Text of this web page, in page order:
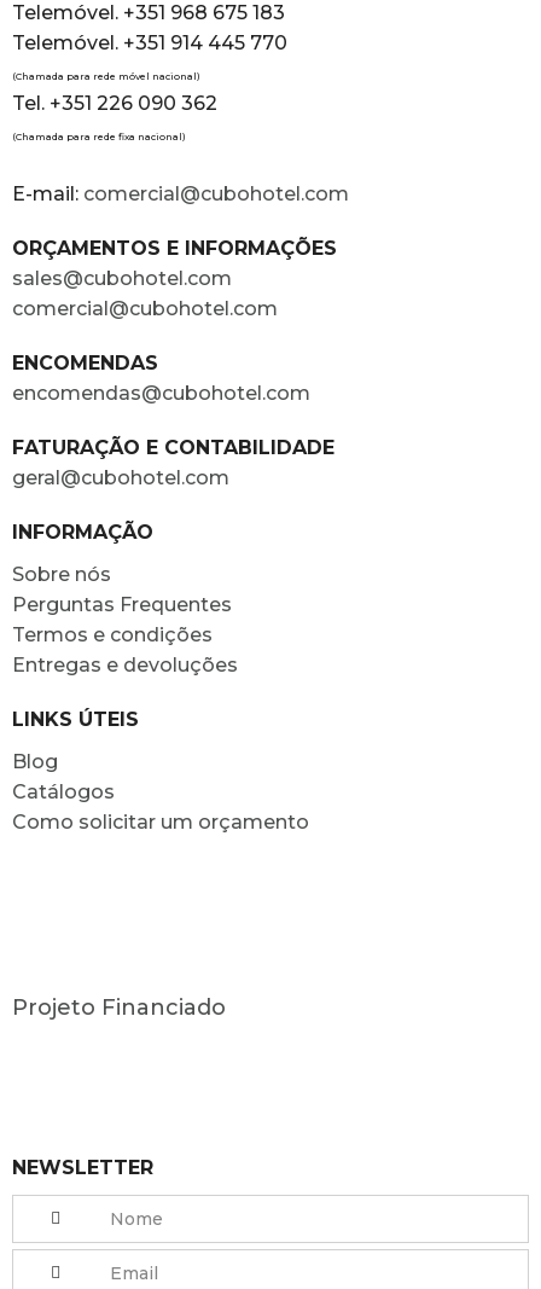
Telemóvel. +351 968 675 183
Telemóvel. +351 914 445 770
(Chamada para rede móvel nacional)
Tel. +351 226 090 362
(Chamada para rede fixa nacional)
E-mail: comercial@cubohotel.com
ORÇAMENTOS E INFORMAÇÕES
sales@cubohotel.com
comercial@cubohotel.com
ENCOMENDAS
encomendas@cubohotel.com
FATURAÇÃO E CONTABILIDADE
geral@cubohotel.com
INFORMAÇÃO
Sobre nós
Perguntas Frequentes
Termos e condições
Entregas e devoluções
LINKS ÚTEIS
Blog
Catálogos
Como solicitar um orçamento
Projeto Financiado
NEWSLETTER